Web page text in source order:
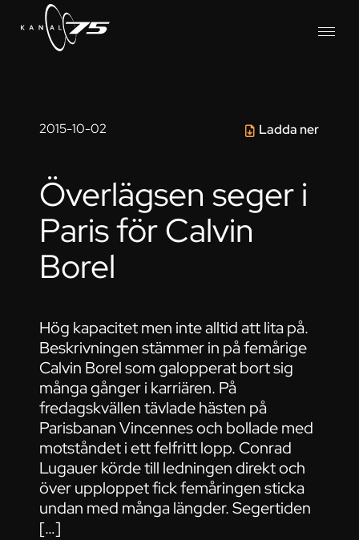
2015-10-02 Ladda ner
Överlägsen seger i
Paris för Calvin
Borel
Hög kapacitet men inte alltid att lita på.
Beskrivningen stämmer in på femårige
Calvin Borel som galopperat bort sig
många gånger i karriären. På
fredagskvällen tävlade hästen på
Parisbanan Vincennes och bollade med
motståndet i ett felfritt lopp. Conrad
Lugauer körde till ledningen direkt och
över upploppet fick femåringen sticka
undan med många längder. Segertiden
[…]